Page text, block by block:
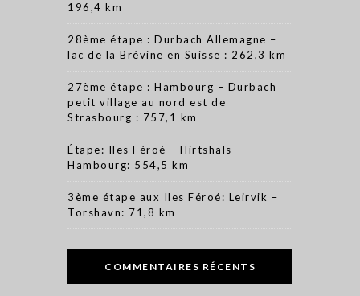
196,4 km
28ème étape : Durbach Allemagne –
lac de la Brévine en Suisse : 262,3 km
27ème étape : Hambourg – Durbach
petit village au nord est de
Strasbourg : 757,1 km
Étape: Iles Féroé – Hirtshals –
Hambourg: 554,5 km
3ème étape aux Iles Féroé: Leirvik –
Torshavn: 71,8 km
COMMENTAIRES RÉCENTS